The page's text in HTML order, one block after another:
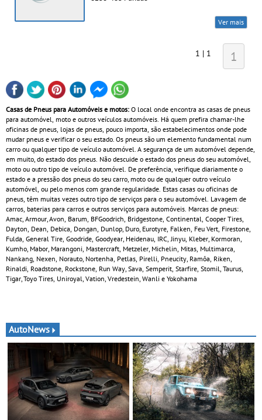
Ver mais
1 | 1 1
Casas de Pneus para Automóveis e motos: O local onde encontra as casas de pneus
para automóvel, moto e outros veículos automóveis. Há quem prefira chamar-lhe
oficinas de pneus, lojas de pneus, pouco importa, são estabelecimentos onde pode
mudar pneus e verificar o seu estado. Os pneus são um elemento fundamental num
carro ou qualquer tipo de veículo automóvel. A segurança de um automóvel depende,
em muito, do estado dos pneus. Não descuide o estado dos pneus do seu automóvel,
moto ou outro tipo de veículo automóvel. De preferência, verifique diariamente o
estado e a pressão dos pneus do seu carro, moto ou de qualquer outro veículo
automóvel, ou pelo menos com grande regularidade. Estas casas ou oficinas de
pneus, têm muitas vezes outro tipo de serviços para o seu automóvel. Lavagem de
carros, baterias para carros e outros serviços para automóveis. Marcas de pneus:
Amac, Armour, Avon, Barum, BFGoodrich, Bridgestone, Continental, Cooper Tires,
Dayton, Dean, Debica, Dongan, Dunlop, Duro, Eurotyre, Falken, Feu Vert, Firestone,
Fulda, General Tire, Goodride, Goodyear, Heidenau, IRC, Jinyu, Kleber, Kormoran,
Kumho, Mabor, Marangoni, Mastercraft, Metzeler, Michelin, Mitas, Multimarca,
Nankang, Nexen, Norauto, Nortenha, Petlas, Pirelli, Pneucity, Ramôa, Riken,
Rinaldi, Roadstone, Rockstone, Run Way, Sava, Semperit, Starfire, Stomil, Taurus,
Tigar, Toyo Tires, Uniroyal, Vation, Vredestein, Wanli e Yokohama
AutoNews